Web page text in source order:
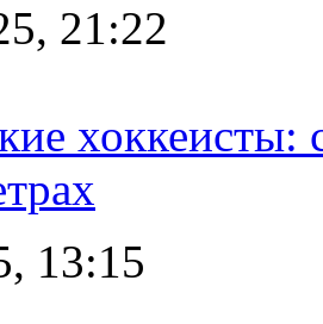
21:22
хоккеисты:
13:15